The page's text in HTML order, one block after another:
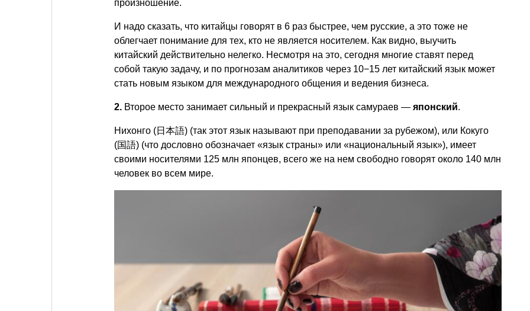
произношение.
И надо сказать, что китайцы говорят в 6 раз быстрее, чем русские, а это тоже не
облегчает понимание для тех, кто не является носителем. Как видно, выучить
китайский действительно нелегко. Несмотря на это, сегодня многие ставят перед
собой такую задачу, и по прогнозам аналитиков через 10−15 лет китайский язык может
стать новым языком для международного общения и ведения бизнеса.
2. Второе место занимает сильный и прекрасный язык самураев — японский.
Нихонго (日本語) (так этот язык называют при преподавании за рубежом), или Кокуго
(国語) (что дословно обозначает «язык страны» или «национальный язык»), имеет
своими носителями 125 млн японцев, всего же на нем свободно говорят около 140 млн
человек во всем мире.